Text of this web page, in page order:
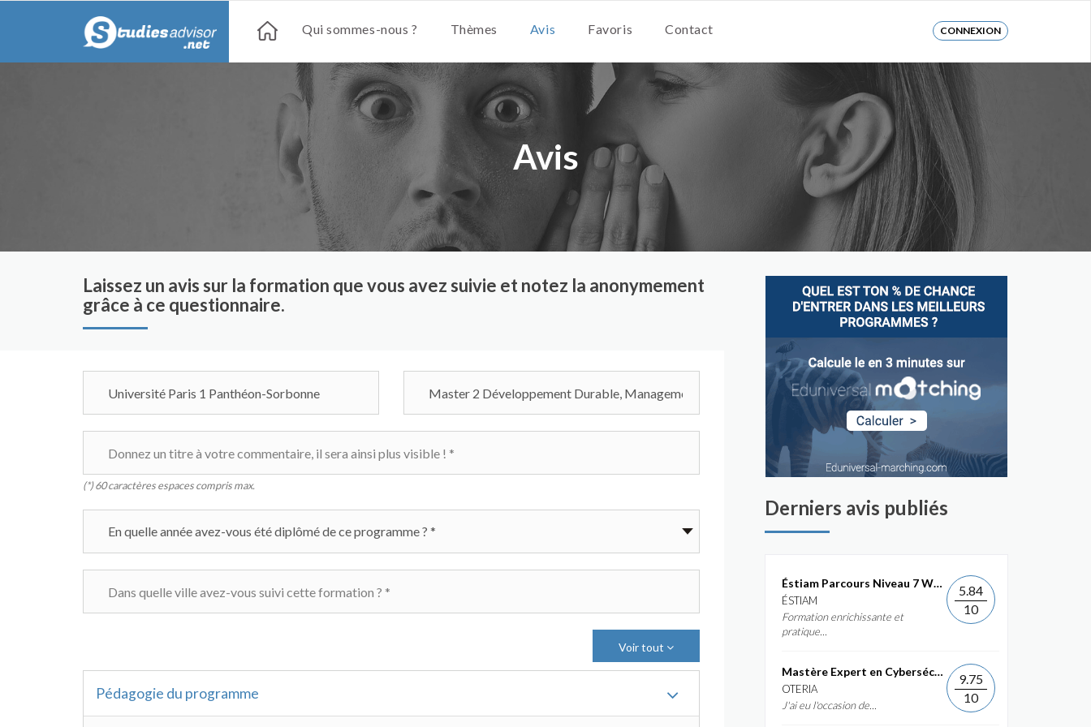
Qui sommes-nous ? Thèmes Avis Favoris Contact CONNEXION
Avis
Laissez un avis sur la formation que vous avez suivie et notez la anonymement
grâce à ce questionnaire.
(*) 60 caractères espaces compris max.
Voir tout
Pédagogie du programme
Derniers avis publiés
Éstiam Parcours Niveau 7 Web &...
ÉSTIAM
Formation enrichissante et
pratique...
5.84
10
Mastère Expert en Cybersécurité
OTERIA
J'ai eu l'occasion de...
9.75
10